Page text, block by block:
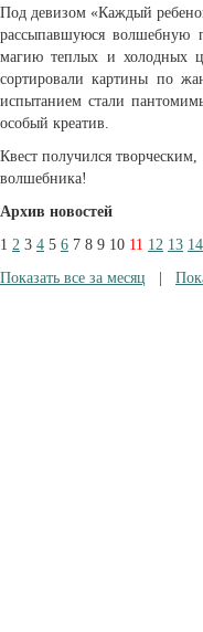
Под девизом «Каждый
рассыпавшуюся волшебную
магию теплых и холодных
сортировали картины по
испытанием стали
особый креатив.
Квест получился
волшебника!
Архив новостей
1 2 3 4 5 6 7 8 9 10 11 12 13 14
Показать все за месяц